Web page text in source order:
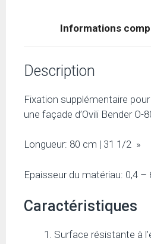
Informations
Description
Fixation supplémentaire
une façade d’Ovili Bender O-
Longueur: 80 cm | 31 1/2 »
Epaisseur du matériau: 0,4 –
Caractéristiques
Surface résistante à